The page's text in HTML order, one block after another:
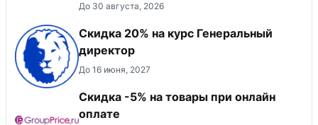
До 30 августа, 2026
Скидка 20% на курс Генеральный
директор
До 16 июня, 2027
​Скидка -5% на товары при онлайн
оплате